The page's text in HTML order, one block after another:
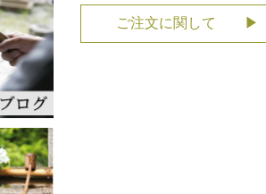
ご注文に関して ▶